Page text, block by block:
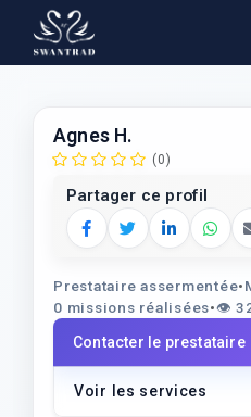
Agnes H.
(0)
Partager ce profil
Facebook
TwitterLinkedIn
Prestataire assermentée•
0 missions réalisées•👁️
Contacter le prestataire
Voir les services